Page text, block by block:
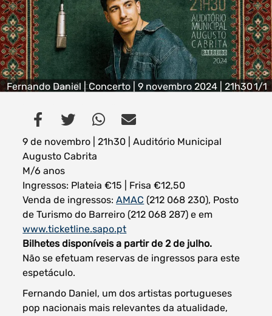
Filtro dos anos
Filtros dos meses
data
procurar
Fernando Daniel | Concerto | 9 novembro 2024 | 21h301/1
9 de novembro | 21h30 | Auditório Municipal
Augusto Cabrita
M/6 anos
Ingressos: Plateia €15 | Frisa €12,50
Venda de ingressos:AMAC (212 068 230), Posto
de Turismo do Barreiro (212 068 287) e em
www.ticketline.sapo.pt
Bilhetes disponíveis a partir de 2 de julho.
Não se efetuam reservas de ingressos para este
espetáculo.
Fernando Daniel, um dos artistas portugueses
pop nacionais mais relevantes da atualidade,